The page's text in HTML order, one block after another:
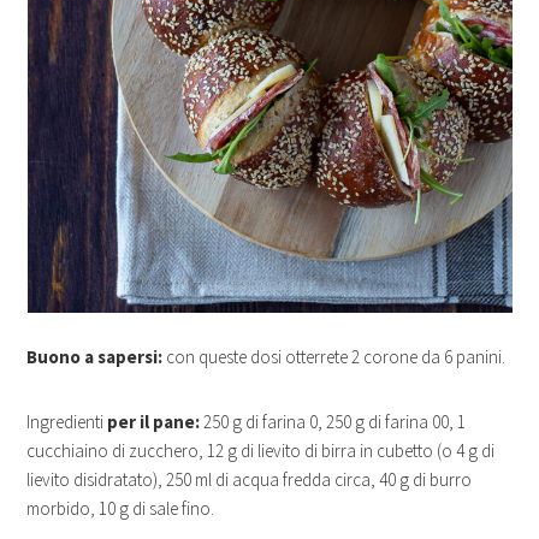
Buono a sapersi: con queste dosi otterrete 2 corone da 6 panini.
Ingredienti per il pane:250 g di farina 0, 250 g di farina 00, 1
cucchiaino di zucchero, 12 g di lievito di birra in cubetto (o 4 g di
lievito disidratato), 250 ml di acqua fredda circa, 40 g di burro
morbido, 10 g di sale fino.